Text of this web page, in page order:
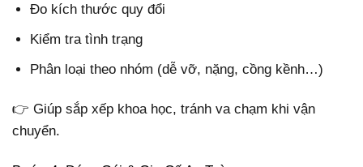
Đo kích thước quy đổi
Kiểm tra tình trạng
Phân loại theo nhóm (dễ vỡ, nặng, cồng kềnh…)
👉 Giúp sắp xếp khoa học, tránh va chạm khi vận
chuyển.